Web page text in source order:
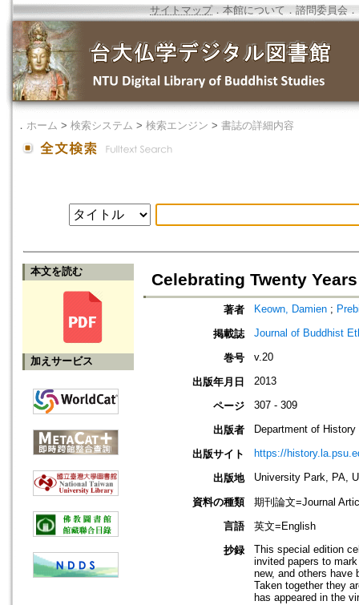
サイトマップ．本館について ． 諮問委員会 ．
． ホーム > 検索システム > 検索エンジン > 書誌の詳細内容
本文を読む
加えサービス
Celebrating Twenty
著者 Keown, Damien ;
掲載誌 Journal of Buddhist
巻号 v.20
出版年月日 2013
ページ 307 - 309
出版者 Department of
出版サイト https://
出版地 University Park, PA,
資料の種類
期刊論文=Journal
言語
英文=English
抄録
This special edition
invited papers to
new, and others have
Taken together they
has appeared in the